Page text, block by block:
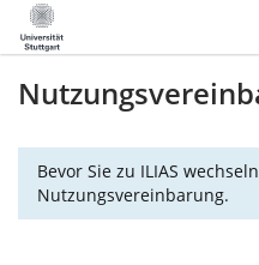
Bevor Sie zu ILIAS
Nutzungsvereinbarung.